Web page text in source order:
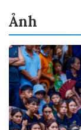
Ảnh